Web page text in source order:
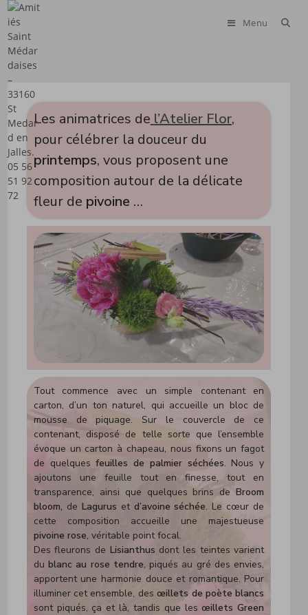
Skip
content
Menu
Les animatrices de l’Atelier Flor,
pour célébrer la douceur du
printemps, vous proposent une
composition autour de la délicate
fleur de pivoine …
Tout commence avec un simple contenant en
carton, d’un ton naturel, qui accueille un bloc de
mousse de piquage. Sur le couvercle de ce
contenant, disposé de telle sorte que l’ensemble
évoque un carton à chapeau, nous fixons un fagot
de quelquesfeuilles de palmier séchées. Nous y
ajoutons une feuille tout en finesse, tout en
transparence, ainsi que quelques brins de Broom
bloom, de Lagurus etd’avoine séchée. Le cœur de
cette composition accueille une majestueuse
pivoine rose, véritable point focal.
Des fleurons de Lisianthus dont les teintes varient
du blanc au rose tendre, piqués au gré des envies,
apportent une harmonie douce et romantique. Pour
illuminer cet ensemble, desœillets de poète blancs
sont piqués, ça et là, tandis que lesœillets Green